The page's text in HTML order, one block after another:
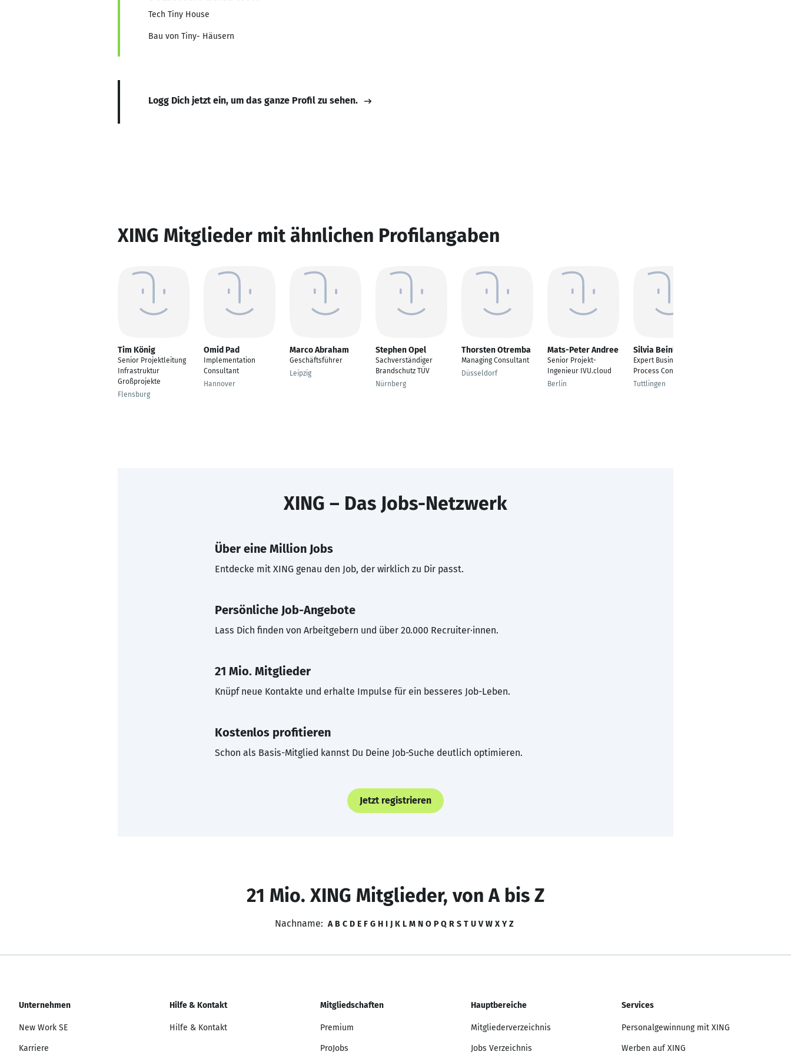
Tech Tiny House
Bau von Tiny- Häusern
Logg Dich jetzt ein, um das ganze Profil zu sehen.
XING Mitglieder mit ähnlichen Profilangaben
Tim König
Senior Projektleitung
Infrastruktur
Großprojekte
Flensburg
Omid Pad
Implementation
Consultant
Hannover
Marco Abraham
Geschäftsführer
Leipzig
Stephen Opel
Sachverständiger
Brandschutz TÜV
Nürnberg
Thorsten Otremba
Managing Consultant
Düsseldorf
Mats-Peter Andree
Senior Projekt-
Ingenieur IVU.cloud
Berlin
Silvia Beinling
Expert Business
Process Consultant
Tuttlingen
XING – Das Jobs-Netzwerk
Über eine Million Jobs
Entdecke mit XING genau den Job, der wirklich zu Dir passt.
Persönliche Job-Angebote
Lass Dich finden von Arbeitgebern und über 20.000 Recruiter·innen.
21 Mio. Mitglieder
Knüpf neue Kontakte und erhalte Impulse für ein besseres Job-Leben.
Kostenlos profitieren
Schon als Basis-Mitglied kannst Du Deine Job-Suche deutlich optimieren.
Jetzt registrieren
21 Mio. XING Mitglieder, von A bis Z
Nachname: A B C D E F G H I J K L M N O P Q R S T U V W X Y Z
Unternehmen
New Work SE
Karriere
Hilfe & Kontakt
Hilfe & Kontakt
Mitgliedschaften
Premium
ProJobs
Hauptbereiche
Mitgliederverzeichnis
Jobs Verzeichnis
Services
Personalgewinnung mit XING
Werben auf XING